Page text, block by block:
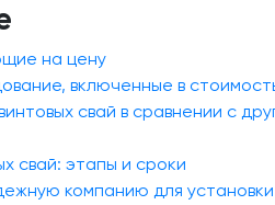
на цену
включенные в
свай в сравнении с
свай: этапы и сроки
компанию для установки